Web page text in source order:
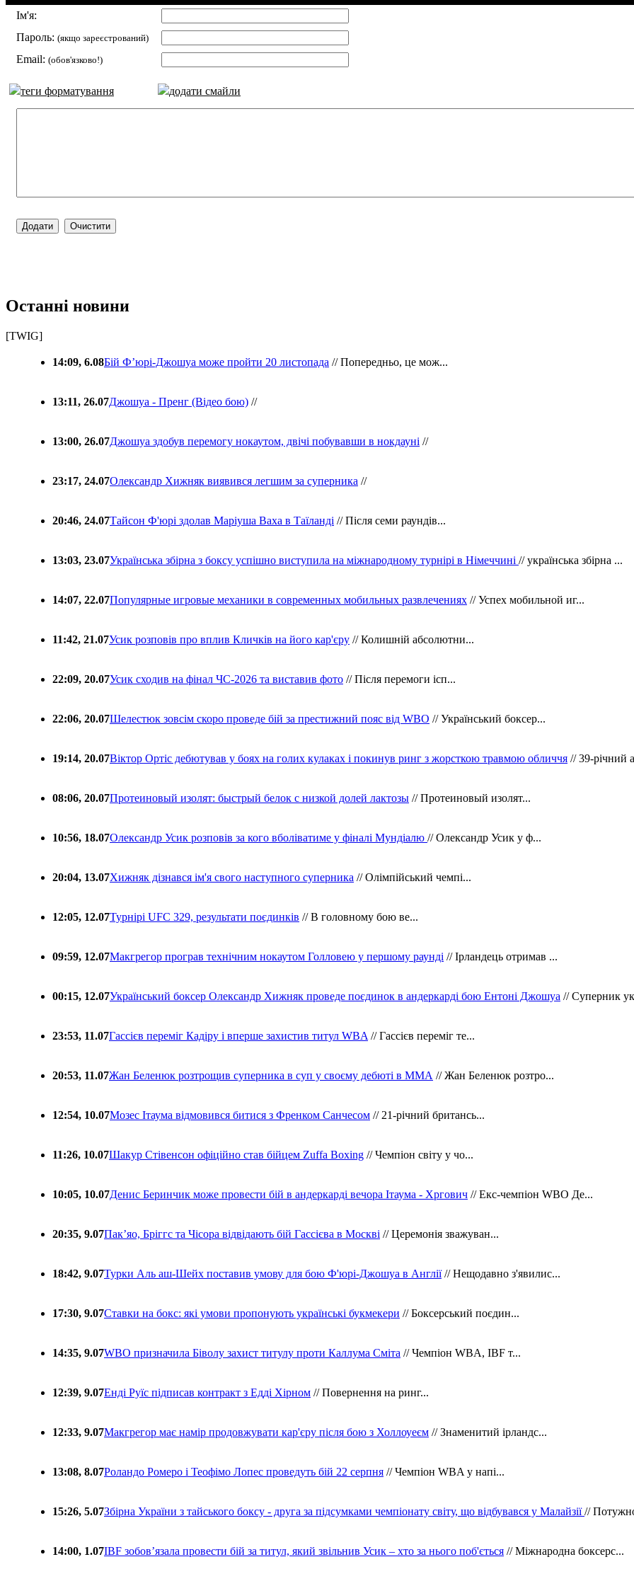
Ім'я:
Пароль: (якщо зареєстрований)
Email: (обов'язково!)
теги форматування додати смайли
Останні новини
[TWIG]
14:09, 6.08Бій Ф’юрі-Джошуа може пройти 20 листопада // Попередньо, це мож...
13:11, 26.07Джошуа - Пренг (Відео бою) //
13:00, 26.07Джошуа здобув перемогу нокаутом, двічі побувавши в нокдауні //
23:17, 24.07Олександр Хижняк виявився легшим за суперника //
20:46, 24.07Тайсон Ф'юрі здолав Маріуша Ваха в Таїланді // Після семи раундів...
13:03, 23.07Українська збірна з боксу успішно виступила на міжнародному турнірі в Німеччині // українська збірна ...
14:07, 22.07Популярные игровые механики в современных мобильных развлечениях // Успех мобильной иг...
11:42, 21.07Усик розповів про вплив Кличків на його кар'єру // Колишній абсолютни...
22:09, 20.07Усик сходив на фінал ЧС-2026 та виставив фото // Після перемоги ісп...
22:06, 20.07Шелестюк зовсім скоро проведе бій за престижний пояс від WBO // Український боксер...
19:14, 20.07Віктор Ортіс дебютував у боях на голих кулаках і покинув ринг з жорсткою травмою обличчя // 39-річний
08:06, 20.07Протеиновый изолят: быстрый белок с низкой долей лактозы // Протеиновый изолят...
10:56, 18.07Олександр Усик розповів за кого вболіватиме у фіналі Мундіалю // Олександр Усик у ф...
20:04, 13.07Хижняк дізнався ім'я свого наступного суперника // Олімпійський чемпі...
12:05, 12.07Турнірі UFC 329, результати поєдинків // В головному бою ве...
09:59, 12.07Макгрегор програв технічним нокаутом Голловею у першому раунді // Ірландець отримав ...
00:15, 12.07Український боксер Олександр Хижняк проведе поєдинок в андеркарді бою Ентоні Джошуа // Суперник
23:53, 11.07Гассієв переміг Кадіру і вперше захистив титул WBA // Гассієв переміг те...
20:53, 11.07Жан Беленюк розтрощив суперника в суп у своєму дебюті в ММА // Жан Беленюк розтро...
12:54, 10.07Мозес Ітаума відмовився битися з Френком Санчесом // 21-річний британсь...
11:26, 10.07Шакур Стівенсон офіційно став бійцем Zuffa Boxing // Чемпіон світу у чо...
10:05, 10.07Денис Беринчик може провести бій в андеркарді вечора Ітаума - Хргович // Екс-чемпіон WBO Де...
20:35, 9.07Пакʼяо, Бріггс та Чісора відвідають бій Гассієва в Москві // Церемонія зважуван...
18:42, 9.07Турки Аль аш-Шейх поставив умову для бою Ф'юрі-Джошуа в Англії// Нещодавно з'явилис...
17:30, 9.07Ставки на бокс: які умови пропонують українські букмекери // Боксерський поєдин...
14:35, 9.07WBO призначила Біволу захист титулу проти Каллума Сміта // Чемпіон WBA, IBF т...
12:39, 9.07Енді Руїс підписав контракт з Едді Хірном // Повернення на ринг...
12:33, 9.07Макгрегор має намір продовжувати кар'єру після бою з Холлоуеєм // Знаменитий ірландс...
13:08, 8.07Роландо Ромеро і Теофімо Лопес проведуть бій 22 серпня // Чемпіон WBA у напі...
15:26, 5.07Збірна України з тайського боксу - друга за підсумками чемпіонату світу, що відбувався у Малайзії//
14:00, 1.07IBF зобовʼязала провести бій за титул, який звільнив Усик – хто за нього поб'ється // Міжнародна боксерс...